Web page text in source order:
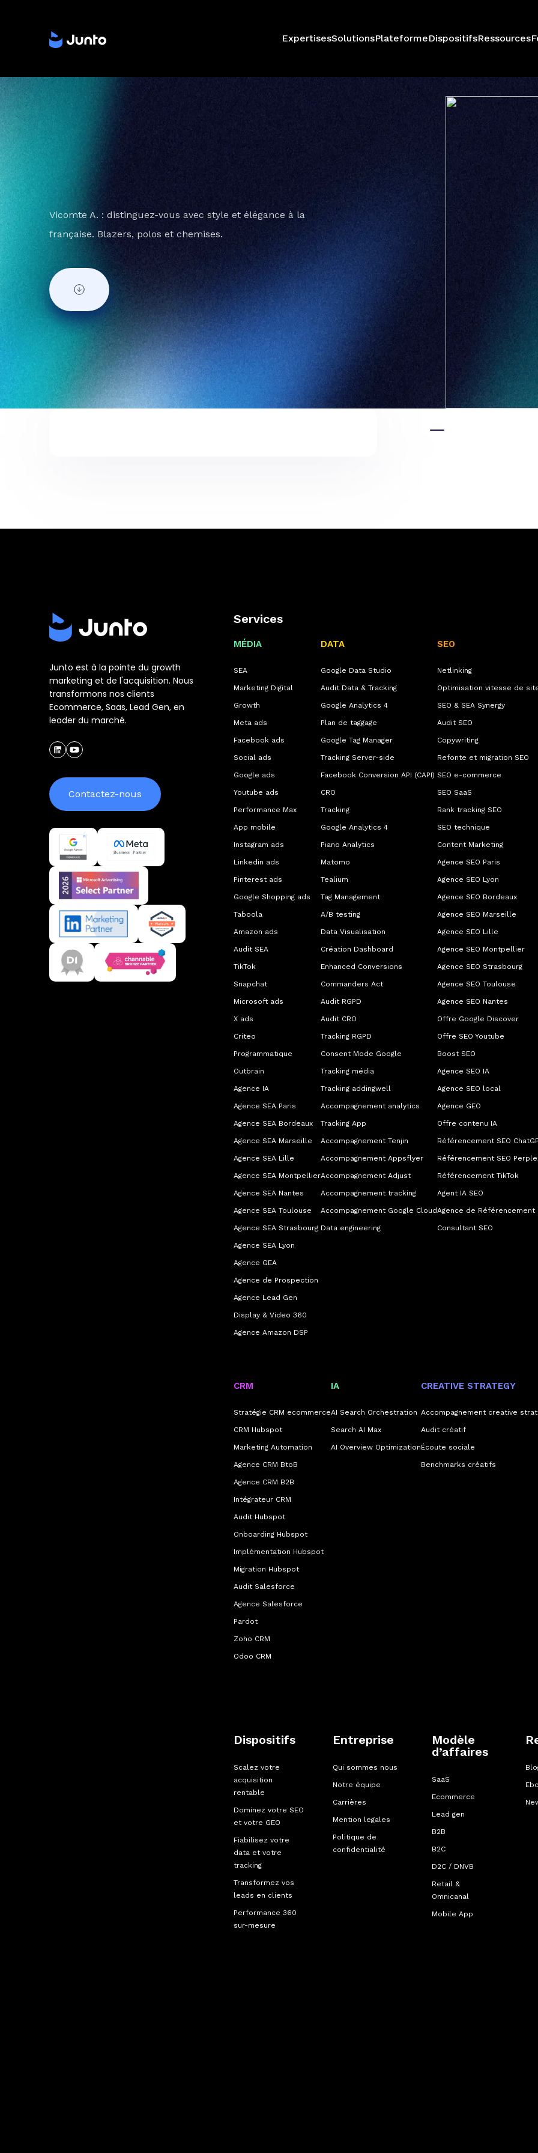
ExpertisesSolutionsPlateformeDispositifsRessources
Vicomte A. : distinguez-vous avec style et élégance à la
française. Blazers, polos et chemises.
Junto est à la pointe du growth
marketing et de l'acquisition. Nous
transformons nos clients
Ecommerce, Saas, Lead Gen, en
leader du marché.
Contactez-nous
Services
MÉDIA
SEA
Marketing Digital
Growth
Meta ads
Facebook ads
Social ads
Google ads
Youtube ads
Performance Max
App mobile
Instagram ads
Linkedin ads
Pinterest ads
Google Shopping ads
Taboola
Amazon ads
Audit SEA
TikTok
Snapchat
Microsoft ads
X ads
Criteo
Programmatique
Outbrain
Agence IA
Agence SEA Paris
Agence SEA Bordeaux
Agence SEA Marseille
Agence SEA Lille
Agence SEA Montpellier
Agence SEA Nantes
Agence SEA Toulouse
Agence SEA Strasbourg
Agence SEA Lyon
Agence GEA
Agence de Prospection
Agence Lead Gen
Display & Video 360
Agence Amazon DSP
DATA
Google Data Studio
Audit Data & Tracking
Google Analytics 4
Plan de taggage
Google Tag Manager
Tracking Server-side
Facebook Conversion API (CAPI)
CRO
Tracking
Google Analytics 4
Piano Analytics
Matomo
Tealium
Tag Management
A/B testing
Data Visualisation
Création Dashboard
Enhanced Conversions
Commanders Act
Audit RGPD
Audit CRO
Tracking RGPD
Consent Mode Google
Tracking média
Tracking addingwell
Accompagnement analytics
Tracking App
Accompagnement Tenjin
Accompagnement Appsflyer
Accompagnement Adjust
Accompagnement tracking
Accompagnement Google Cloud
Data engineering
SEO
Netlinking
Optimisation vitesse de
SEO & SEA Synergy
Audit SEO
Copywriting
Refonte et migration SEO
SEO e-commerce
SEO SaaS
Rank tracking SEO
SEO technique
Content Marketing
Agence SEO Paris
Agence SEO Lyon
Agence SEO Bordeaux
Agence SEO Marseille
Agence SEO Lille
Agence SEO Montpellier
Agence SEO Strasbourg
Agence SEO Toulouse
Agence SEO Nantes
Offre Google Discover
Offre SEO Youtube
Boost SEO
Agence SEO IA
Agence SEO local
Agence GEO
Offre contenu IA
Référencement SEO
Référencement SEO
Référencement TikTok
Agent IA SEO
Agence de Référencement
Consultant SEO
CRM
Stratégie CRM ecommerce
CRM Hubspot
Marketing Automation
Agence CRM BtoB
Agence CRM B2B
Intégrateur CRM
Audit Hubspot
Onboarding Hubspot
Implémentation Hubspot
Migration Hubspot
Audit Salesforce
Agence Salesforce
Pardot
Zoho CRM
Odoo CRM
IA
AI Search Orchestration
Search AI Max
AI Overview Optimization
CREATIVE STRATEGY
Accompagnement creative
Audit créatif
Écoute sociale
Benchmarks créatifs
Dispositifs
Scalez votre
acquisition
rentable
Dominez votre SEO
et votre GEO
Fiabilisez votre
data et votre
tracking
Transformez vos
leads en clients
Performance 360
sur-mesure
Entreprise
Qui sommes nous
Notre équipe
Carrières
Mention legales
Politique de
confidentialité
Modèle
d’affaires
SaaS
Ecommerce
Lead gen
B2B
B2C
D2C / DNVB
Retail &
Omnicanal
Mobile App